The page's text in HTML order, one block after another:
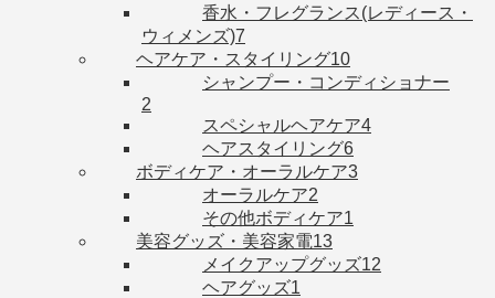
香水・フレグランス(レディース・
ウィメンズ)7
ヘアケア・スタイリング10
シャンプー・コンディショナー
2
スペシャルヘアケア4
ヘアスタイリング6
ボディケア・オーラルケア3
オーラルケア2
その他ボディケア1
美容グッズ・美容家電13
メイクアップグッズ12
ヘアグッズ1